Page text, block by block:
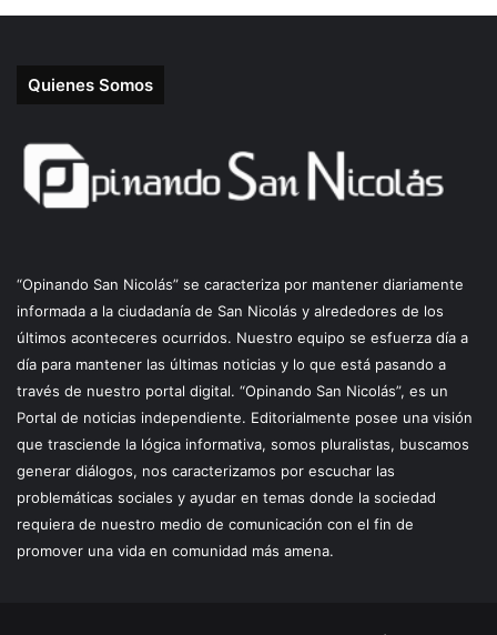
Quienes Somos
“Opinando San Nicolás” se caracteriza por mantener diariamente
informada a la ciudadanía de San Nicolás y alrededores de los
últimos aconteceres ocurridos. Nuestro equipo se esfuerza día a
día para mantener las últimas noticias y lo que está pasando a
través de nuestro portal digital. “Opinando San Nicolás”, es un
Portal de noticias independiente. Editorialmente posee una visión
que trasciende la lógica informativa, somos pluralistas, buscamos
generar diálogos, nos caracterizamos por escuchar las
problemáticas sociales y ayudar en temas donde la sociedad
requiera de nuestro medio de comunicación con el fin de
promover una vida en comunidad más amena.